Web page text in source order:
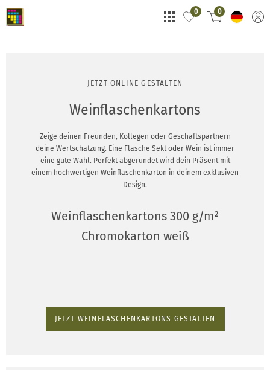
0 0
JETZT ONLINE GESTALTEN
Weinflaschenkartons
Zeige deinen Freunden, Kollegen oder Geschäftspartnern
deine Wertschätzung. Eine Flasche Sekt oder Wein ist immer
eine gute Wahl. Perfekt abgerundet wird dein Präsent mit
einem hochwertigen Weinflaschenkarton in deinem exklusiven
Design.
Weinflaschenkartons 300 g/m²
Chromokarton weiß
JETZT WEINFLASCHENKARTONS GESTALTEN